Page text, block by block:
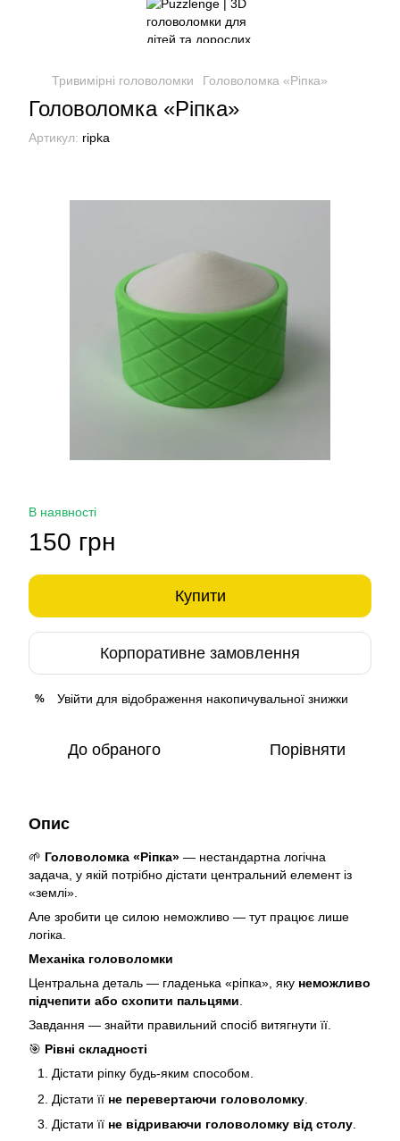
Тривимірні головоломки Головоломка «Ріпка»
Головоломка «Ріпка»
Артикул: ripka
В наявності
150 грн
Купити
Корпоративне замовлення
% Увійти для відображення накопичувальної знижки
До обраного Порівняти
Опис
🌱 Головоломка «Ріпка» — нестандартна логічна
задача, у якій потрібно дістати центральний елемент із
«землі».
Але зробити це силою неможливо — тут працює лише
логіка.
Механіка головоломки
Центральна деталь — гладенька «ріпка», яку неможливо
підчепити або схопити пальцями
Завдання — знайти правильний спосіб витягнути її.
🎯 Рівні складності
Дістати ріпку будь-яким способом.
Дістати її не перевертаючи головоломку
Дістати її не відриваючи головоломку від столу